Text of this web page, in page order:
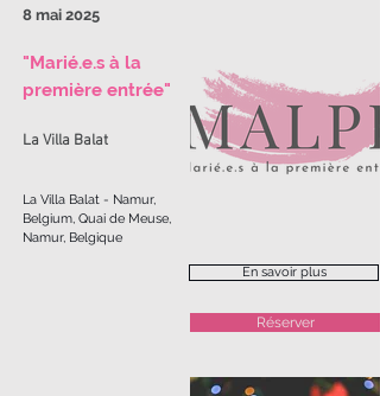
8 mai 2025
"Marié.e.s à la
première entrée"
La Villa Balat
La Villa Balat - Namur,
Belgium, Quai de Meuse,
Namur, Belgique
En savoir plus
Réserver